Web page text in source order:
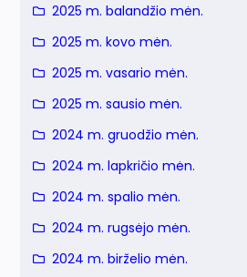
2025 m. balandžio mėn.
2025 m. kovo mėn.
2025 m. vasario mėn.
2025 m. sausio mėn.
2024 m. gruodžio mėn.
2024 m. lapkričio mėn.
2024 m. spalio mėn.
2024 m. rugsėjo mėn.
2024 m. birželio mėn.